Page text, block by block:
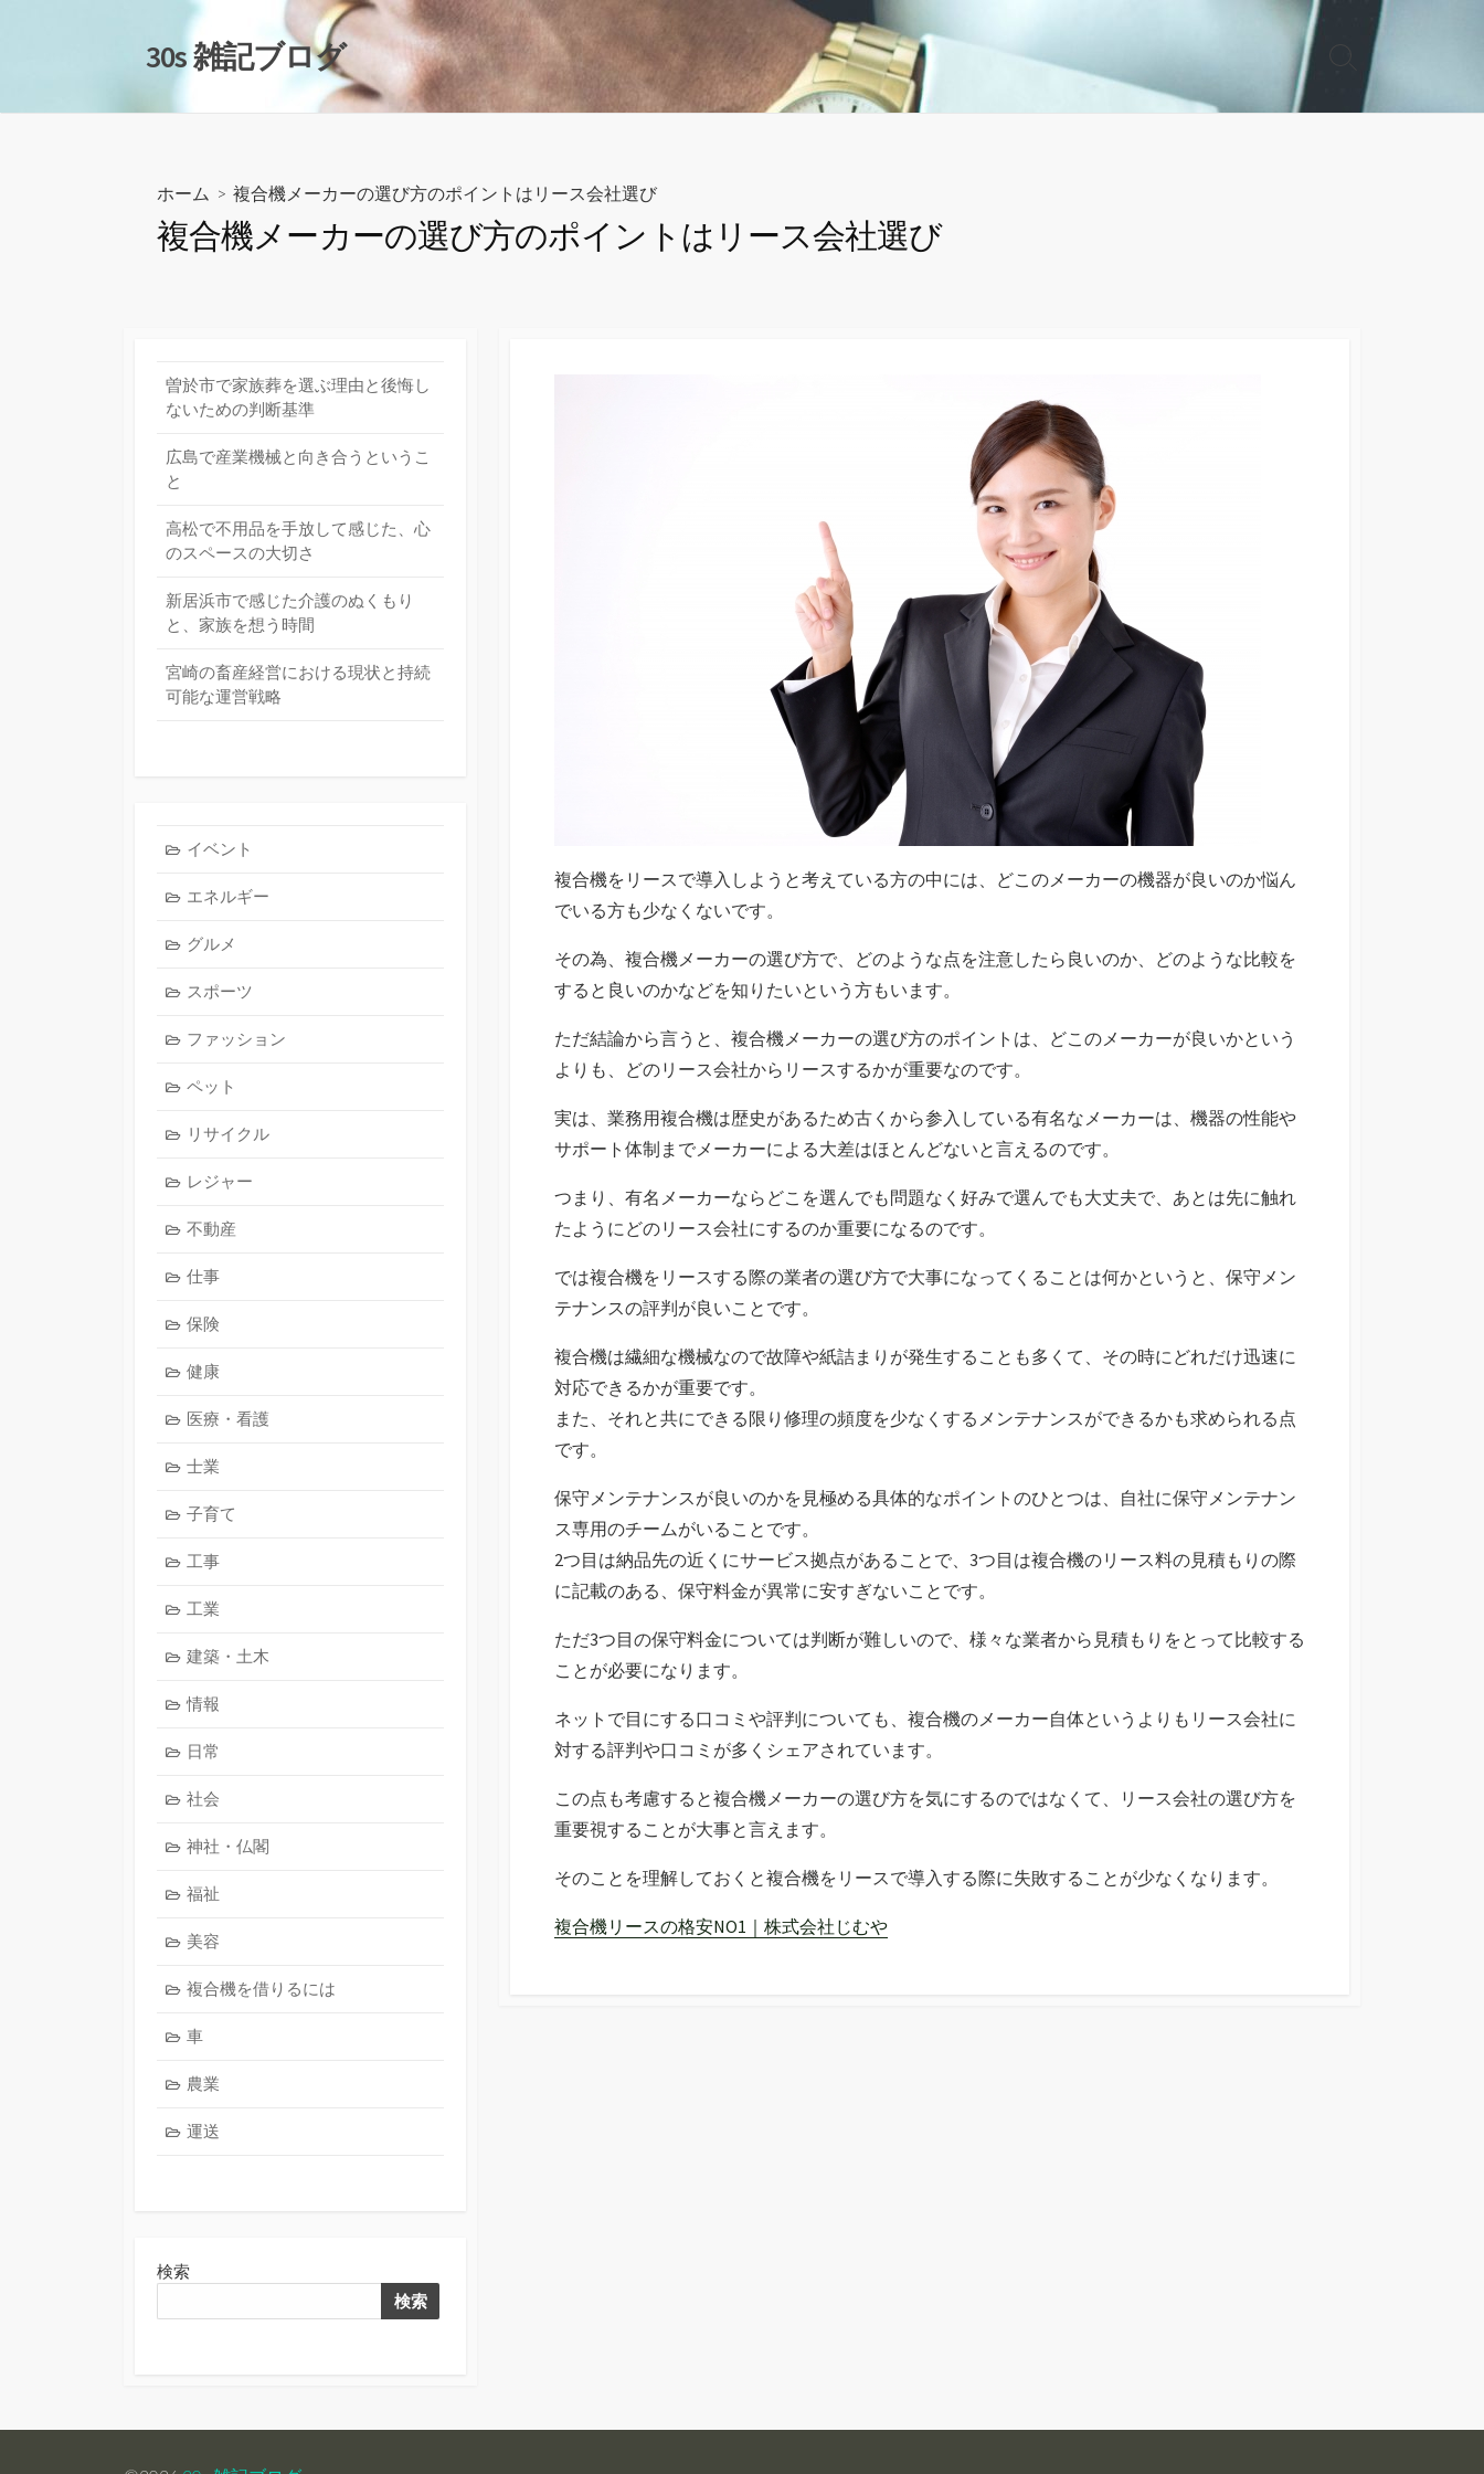
30s 雑記ブログ
切
ホーム > 複合機メーカーの選び方のポイントはリース会社選び
複合機メーカーの選び方のポイントはリース会社選び
複合機をリースで導入しようと考えている方の中には、どこのメーカーの機器が良いのか悩ん
でいる方も少なくないです。
その為、複合機メーカーの選び方で、どのような点を注意したら良いのか、どのような比較を
すると良いのかなどを知りたいという方もいます。
ただ結論から言うと、複合機メーカーの選び方のポイントは、どこのメーカーが良いかという
よりも、どのリース会社からリースするかが重要なのです。
実は、業務用複合機は歴史があるため古くから参入している有名なメーカーは、機器の性能や
サポート体制までメーカーによる大差はほとんどないと言えるのです。
つまり、有名メーカーならどこを選んでも問題なく好みで選んでも大丈夫で、あとは先に触れ
たようにどのリース会社にするのか重要になるのです。
では複合機をリースする際の業者の選び方で大事になってくることは何かというと、保守メン
テナンスの評判が良いことです。
複合機は繊細な機械なので故障や紙詰まりが発生することも多くて、その時にどれだけ迅速に
対応できるかが重要です。
また、それと共にできる限り修理の頻度を少なくするメンテナンスができるかも求められる点
です。
保守メンテナンスが良いのかを見極める具体的なポイントのひとつは、自社に保守メンテナン
ス専用のチームがいることです。
2つ目は納品先の近くにサービス拠点があることで、3つ目は複合機のリース料の見積もりの際
に記載のある、保守料金が異常に安すぎないことです。
ただ3つ目の保守料金については判断が難しいので、様々な業者から見積もりをとって比較する
ことが必要になります。
ネットで目にする口コミや評判についても、複合機のメーカー自体というよりもリース会社に
対する評判や口コミが多くシェアされています。
この点も考慮すると複合機メーカーの選び方を気にするのではなくて、リース会社の選び方を
重要視することが大事と言えます。
そのことを理解しておくと複合機をリースで導入する際に失敗することが少なくなります。
複合機リースの格安NO1｜株式会社じむや
曽於市で家族葬を選ぶ理由と後悔し
ないための判断基準
広島で産業機械と向き合うというこ
と
高松で不用品を手放して感じた、心
のスペースの大切さ
新居浜市で感じた介護のぬくもり
と、家族を想う時間
宮崎の畜産経営における現状と持続
可能な運営戦略
イベント
エネルギー
グルメ
スポーツ
ファッション
ペット
リサイクル
レジャー
不動産
仕事
保険
健康
医療・看護
士業
子育て
工事
工業
建築・土木
情報
日常
社会
神社・仏閣
福祉
美容
複合機を借りるには
車
農業
運送
検索
検索